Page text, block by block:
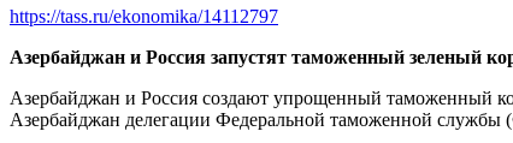
https://tass.ru/ekonomika/14112797
Азербайджан и Россия запустят таможенный зеленый
Азербайджан и Россия создают упрощенный таможенный
Азербайджан делегации Федеральной таможенной